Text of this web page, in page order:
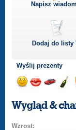
Napisz
Dodaj do listy
Wyślij prezenty
uśmiech
buziaka
Wygląd &
Wzrost: